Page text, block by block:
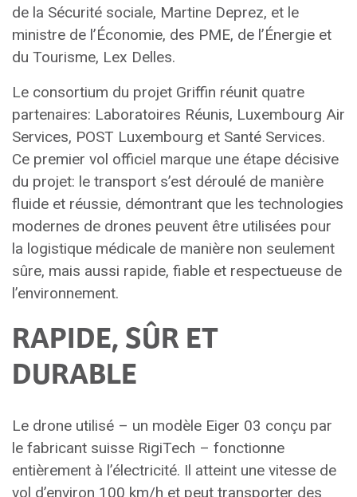
de la Sécurité sociale, Martine Deprez, et le
ministre de l’Économie, des PME, de l’Énergie et
du Tourisme, Lex Delles.
Le consortium du projet Griffin réunit quatre
partenaires: Laboratoires Réunis, Luxembourg Air
Services, POST Luxembourg et Santé Services.
Ce premier vol officiel marque une étape décisive
du projet: le transport s’est déroulé de manière
fluide et réussie, démontrant que les technologies
modernes de drones peuvent être utilisées pour
la logistique médicale de manière non seulement
sûre, mais aussi rapide, fiable et respectueuse de
l’environnement.
RAPIDE, SÛR ET
DURABLE
Le drone utilisé – un modèle Eiger 03 conçu par
le fabricant suisse RigiTech – fonctionne
entièrement à l’électricité. Il atteint une vitesse de
vol d’environ 100 km/h et peut transporter des